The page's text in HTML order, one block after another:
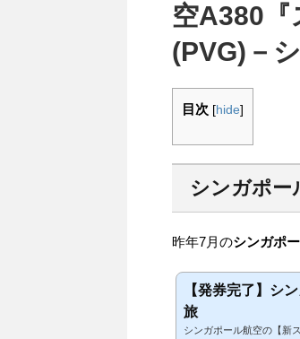
空A380『
(PVG)－
目次 [hide]
シンガポー
昨年7月のシンガポ
【発券完了】シ
旅
シンガポール航空の【新ス